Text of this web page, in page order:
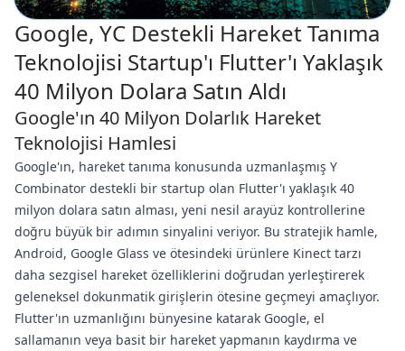
Google, YC Destekli Hareket Tanıma
Teknolojisi Startup'ı Flutter'ı Yaklaşık
40 Milyon Dolara Satın Aldı
Google'ın 40 Milyon Dolarlık Hareket
Teknolojisi Hamlesi
Google'ın, hareket tanıma konusunda uzmanlaşmış Y
Combinator destekli bir startup olan Flutter'ı yaklaşık 40
milyon dolara satın alması, yeni nesil arayüz kontrollerine
doğru büyük bir adımın sinyalini veriyor. Bu stratejik hamle,
Android, Google Glass ve ötesindeki ürünlere Kinect tarzı
daha sezgisel hareket özelliklerini doğrudan yerleştirerek
geleneksel dokunmatik girişlerin ötesine geçmeyi amaçlıyor.
Flutter'ın uzmanlığını bünyesine katarak Google, el
sallamanın veya basit bir hareket yapmanın kaydırma ve